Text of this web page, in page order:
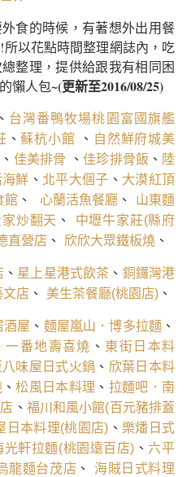
食的時候，有著想外出用餐
以花點時間整理網誌內，吃
整理，提供給跟我有相同困
懶人包~(更新至2016/08/25)
、 台灣番鴨牧場桃園富國旗艦
、蘇杭小館 、 自然鮮府城美
、 佳美排骨 、 佳珍排骨飯 、 陸
鮮 、 北平大個子 、 大漠紅頂
館 、 心蘭活魚餐廳 、
山東麵
家炒翻天 、
中壢牛家莊(縣府
直營店 、 欣欣大眾鐵板燒 、
、 星上星港式飲茶 、 銅鑼灣港
文店 、 美生茶餐廳(桃園店) 、
酒屋 、 麵屋嵐山．博多拉麵 、
一番地壽喜燒 、 東街日本料
八味屋日式火鍋 、 欣葉日本料
、松風日本料理 、 拉麵吧．南
、 福川和風小館(百元豬排蓋
日本料理(桃園店) 、樂燔日式
光軒拉麵(桃園遠百店) 、 六平
龍麵台茂店 、
海賊日式料理